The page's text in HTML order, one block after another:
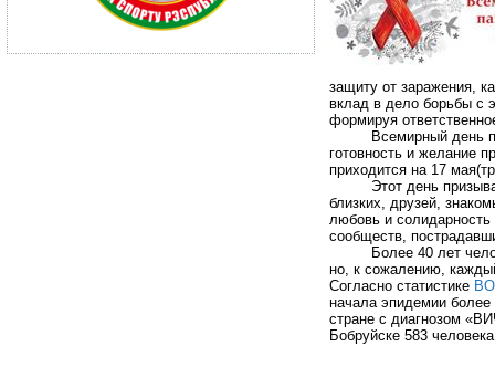
защиту от заражения,
вклад в дело борьбы с
формируя
Всемирный день
готовность и желание
приходится на 17
Этот день
близких, друзей,
любовь и
сообществ,
Более 40 лет
но, к сожалению,
Согласно статистике
начала эпидемии
стране с диагнозом
Бобруйске 583